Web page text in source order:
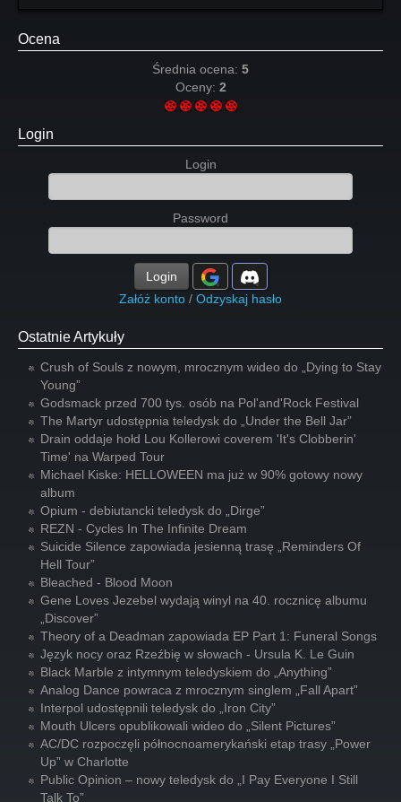
Ocena
Średnia ocena: 5
Oceny: 2
Login
Login
Password
Login
Załóż konto / Odzyskaj hasło
Ostatnie Artykuły
Crush of Souls z nowym, mrocznym wideo do „Dying to Stay
Young”
Godsmack przed 700 tys. osób na Pol'and'Rock Festival
The Martyr udostępnia teledysk do „Under the Bell Jar”
Drain oddaje hołd Lou Kollerowi coverem 'It's Clobberin'
Time' na Warped Tour
Michael Kiske: HELLOWEEN ma już w 90% gotowy nowy
album
Opium - debiutancki teledysk do „Dirge”
REZN - Cycles In The Infinite Dream
Suicide Silence zapowiada jesienną trasę „Reminders Of
Hell Tour”
Bleached - Blood Moon
Gene Loves Jezebel wydają winyl na 40. rocznicę albumu
„Discover”
Theory of a Deadman zapowiada EP Part 1: Funeral Songs
Język nocy oraz Rzeźbię w słowach - Ursula K. Le Guin
Black Marble z intymnym teledyskiem do „Anything”
Analog Dance powraca z mrocznym singlem „Fall Apart”
Interpol udostępnili teledysk do „Iron City”
Mouth Ulcers opublikowali wideo do „Silent Pictures”
AC/DC rozpoczęli północnoamerykański etap trasy „Power
Up” w Charlotte
Public Opinion – nowy teledysk do „I Pay Everyone I Still
Talk To”